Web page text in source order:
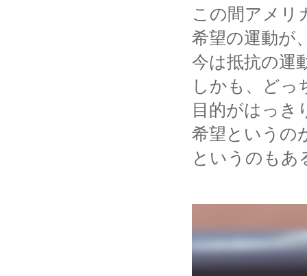
この間アメリ
希望の運動が
今は抵抗の運
しかも、どっ
目的がはっき
希望という
というのも